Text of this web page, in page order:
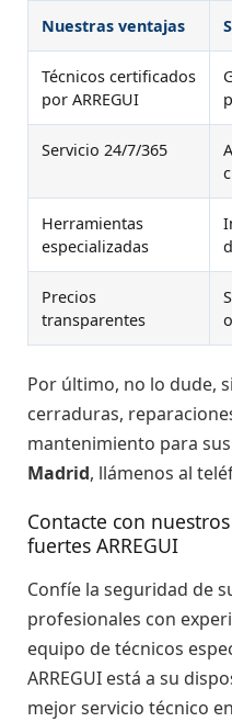
Nuestras ventajas
Técnicos certificados
por ARREGUI
Servicio 24/7/365
Herramientas
especializadas
Precios
transparentes
Por último, no lo dude,
cerraduras,
mantenimiento para sus
Madrid, llámenos al
Contacte con
fuertes ARREGUI
Confíe la seguridad de
profesionales con
equipo de técnicos
ARREGUI está a su
mejor servicio técnico